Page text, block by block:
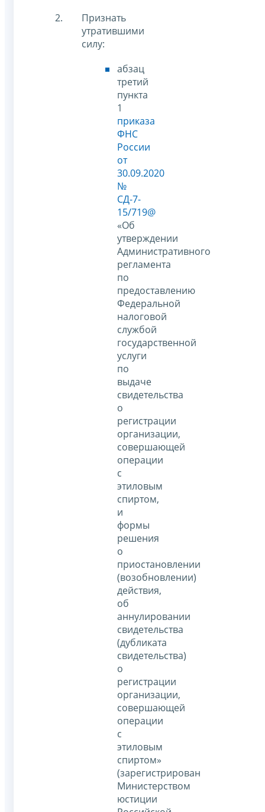
Признать
утратившими
силу:
абзац
третий
пункта
1
приказа
ФНС
России
от
30.09.2020
№
СД-7-
15/719@
«Об
утверждении
Административного
регламента
по
предоставлению
Федеральной
налоговой
службой
государственной
услуги
по
выдаче
свидетельства
о
регистрации
организации,
совершающей
операции
с
этиловым
спиртом,
и
формы
решения
о
приостановлении
(возобновлении)
действия,
об
аннулировании
свидетельства
(дубликата
свидетельства)
о
регистрации
организации,
совершающей
операции
с
этиловым
спиртом»
(зарегистрирован
Министерством
юстиции